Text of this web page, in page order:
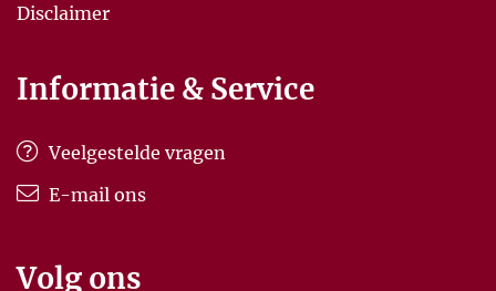
Disclaimer
Informatie & Service
Veelgestelde vragen
E-mail ons
Volg ons